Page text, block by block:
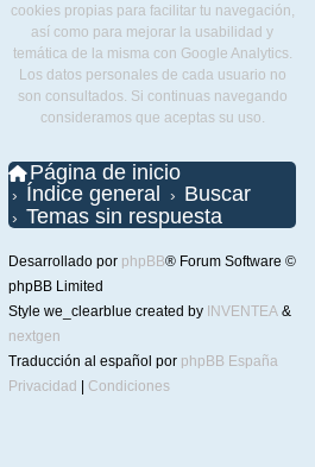
cookies propias para facilitar tu navegación,
así como para mejorar la usabilidad y
temática de la misma con Google Analytics.
Los datos personales de cada usuario no
son consultados. Si continuas navegando
consideramos que aceptas su uso.
Página de inicio
Índice general
Buscar
Temas sin respuesta
Desarrollado por phpBB® Forum Software ©
phpBB Limited
Style we_clearblue created by INVENTEA &
nextgen
Traducción al español por phpBB España
Privacidad
Condiciones